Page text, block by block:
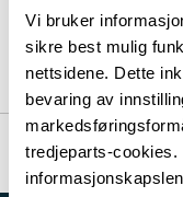
Vi bruker
sikre best mulig
nettsidene. Dette
bevaring av
tredjeparts-